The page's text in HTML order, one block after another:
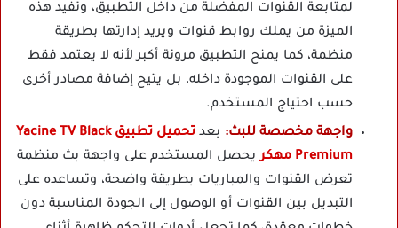
لمتابعة القنوات المفضلة من داخل التطبيق، وتفيد هذه
الميزة من يملك روابط قنوات ويريد إدارتها بطريقة
منظمة، كما يمنح التطبيق مرونة أكبر لأنه لا يعتمد فقط
على القنوات الموجودة داخله، بل يتيح إضافة مصادر أخرى
حسب احتياج المستخدم.
واجهة مخصصة للبث: بعد
تحميل تطبيق Yacine TV Black
Premium مهكر
يحصل المستخدم على واجهة بث منظمة
تعرض القنوات والمباريات بطريقة واضحة، وتساعده على
التبديل بين القنوات أو الوصول إلى الجودة المناسبة دون